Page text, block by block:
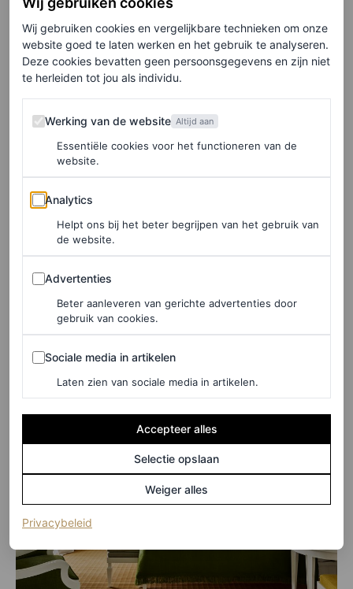
Het hotel bestaat zoals gezegd uit twaalf suites die
uitzicht hebben op het zwembad, de goedkoopste – de
zogenoemde suite Ouezzane – kost 450 euro per nacht.
De duurste betreft de voormalige masterbedroom van de
villa, de plek waar Saint Laurent zijn nachten doorbracht.
Wie de Marrakech-suite kiest betaalt 1300 euro per
nacht. In ruil daarvoor krijg je een kamer van 68
vierkante meter, met eigen terras en uitzicht op zee.
Wij gebruiken cookies en vergelijkbare technieken om onze
website goed te laten werken en het gebruik te analyseren.
Deze cookies bevatten geen persoonsgegevens en zijn niet
te herleiden tot jou als individu.
Werking van de website
Werking van de website Altijd aan
Essentiële cookies voor het functioneren van de
website.
Analytics
Analytics
Helpt ons bij het beter begrijpen van het gebruik van
de website.
Advertenties
Advertenties
Beter aanleveren van gerichte advertenties door
gebruik van cookies.
Sociale media in artikelen
Sociale media in artikelen
Laten zien van sociale media in artikelen.
Accepteer alles
Selectie opslaan
Weiger alles
Privacybeleid